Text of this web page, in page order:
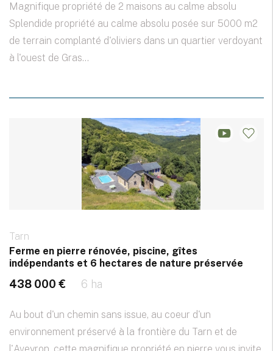
Magnifique propriété de 2 maisons au calme absolu
Splendide propriété au calme absolu posée sur 5000 m2
de terrain complanté d'oliviers dans un quartier verdoyant
à l'ouest de Gras...
Tarn
Ferme en pierre rénovée, piscine, gîtes
indépendants et 6 hectares de nature préservée
438 000 € 6 ha
Au bout d'un chemin sans issue, au coeur d'un
environnement préservé à la frontière du Tarn et de